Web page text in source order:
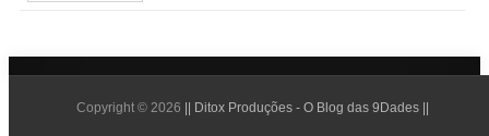
Copyright ©2026 || Ditox Produções - O Blog das 9Dades ||